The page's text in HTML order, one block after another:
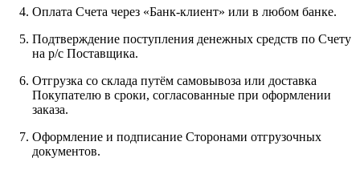
Оплата Счета через «Банк-клиент» или в любом банке.
Подтверждение поступления денежных средств по Счету
на р/с Поставщика.
Отгрузка со склада путём самовывоза или доставка
Покупателю в сроки, согласованные при оформлении
заказа.
Оформление и подписание Сторонами отгрузочных
документов.